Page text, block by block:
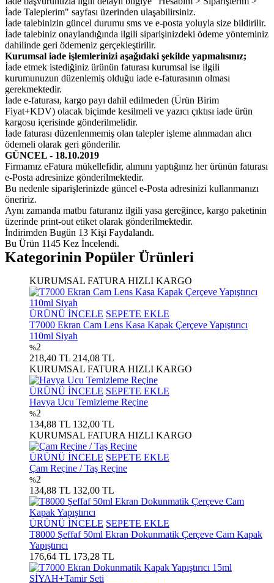
İade Taleplerim" sayfası üzerinden ulaşabilirsiniz.
İade talebinizin güncel durumu sms ve e-posta yoluyla size bildirilir.
İade talebiniz onaylandığında ilgili siparişinizdeki ödeme yönteminiz
dahilinde geri ödemeniz gerçekleştirilir.
Kurumsal iade işlemlerinizi aşağıdaki şekilde yapmalısınız;
İade etmek istediğiniz ürünün faturası kurumsal ise ilgili
kurumunuzun düzenlemiş olduğu iade e-faturasının olması
gerekmektedir.
İade e-faturası, kargo payı dahil edilmeden (Ürün Birim
Fiyat+KDV) olacak biçimde kesilmeli ve yazıcı çıktısı iade ürün
kargosu içerisinde gönderilmelidir.
İade faturası düzenlenmemiş olan talepler işleme alınmadan alıcı
ödemeli olarak geri gönderilir.
GÜNCEL - 18.10.2019
Firmamız eFatura mükellefidir, alımını yaptığınız her ürünün faturası
e-Posta adresinize gönderilmektedir.
Bu nedenle siparişlerinizde güncel e-Posta adresinizi kullanmanızı
öneririz.
Aynı zamanda matbu faturanız ilgili yasa gereğince, kargo paketinin
üzerinde print-out etiket olarak gönderilmektedir.
İndirimden Bugün 13 Kişi Faydalandı.
Bu Ürün 1145 Kez İncelendi.
Kategorinin Popüler Ürünleri
KURUMSAL FATURA HIZLI KARGO
ÜRÜNÜ İNCELE SEPETE EKLE
T7000 Ekran Cam Lens Kasa Kapak Çerçeve Yapıştırıcı
110ml Siyah
%2
218,40 TL 214,08 TL
KURUMSAL FATURA HIZLI KARGO
ÜRÜNÜ İNCELE SEPETE EKLE
Havya Ucu Temizleme Reçine
%2
134,88 TL 132,00 TL
KURUMSAL FATURA HIZLI KARGO
ÜRÜNÜ İNCELE SEPETE EKLE
Çam Reçine / Taş Reçine
%2
134,88 TL 132,00 TL
ÜRÜNÜ İNCELE SEPETE EKLE
T8000 Şeffaf 50ml Ekran Dokunmatik Çerçeve Cam Kapak
Yapıştırıcı
176,64 TL 173,28 TL